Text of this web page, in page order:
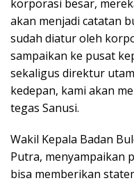
korporasi besar,
akan menjadi catatan
sudah diatur oleh
sampaikan ke pusat
sekaligus direktur
kedepan, kami akan
tegas Sanusi.
Wakil Kepala Badan
Putra, menyampaikan
bisa memberikan